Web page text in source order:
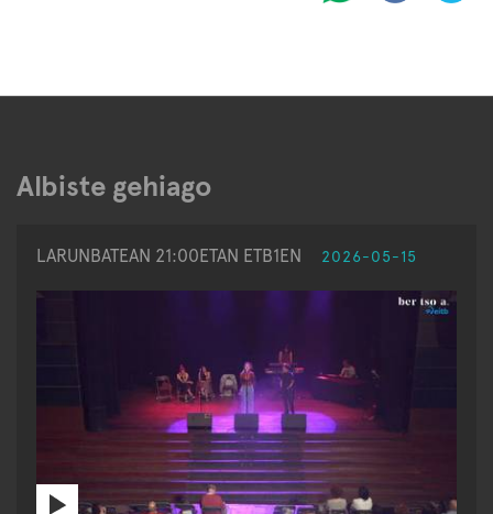
Albiste gehiago
LARUNBATEAN 21:00ETAN ETB1EN 2026-05-15